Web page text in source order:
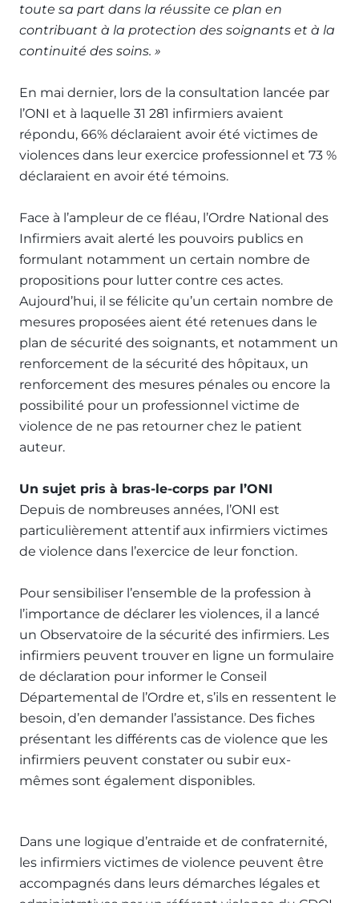
toute sa part dans la réussite ce plan en
contribuant à la protection des soignants et à la
continuité des soins. »
En mai dernier, lors de la consultation lancée par
l’ONI et à laquelle 31 281 infirmiers avaient
répondu, 66% déclaraient avoir été victimes de
violences dans leur exercice professionnel et 73 %
déclaraient en avoir été témoins.
Face à l’ampleur de ce fléau, l’Ordre National des
Infirmiers avait alerté les pouvoirs publics en
formulant notamment un certain nombre de
propositions pour lutter contre ces actes.
Aujourd’hui, il se félicite qu’un certain nombre de
mesures proposées aient été retenues dans le
plan de sécurité des soignants, et notamment un
renforcement de la sécurité des hôpitaux, un
renforcement des mesures pénales ou encore la
possibilité pour un professionnel victime de
violence de ne pas retourner chez le patient
auteur.
Un sujet pris à bras-le-corps par l’ONI
Depuis de nombreuses années, l’ONI est
particulièrement attentif aux infirmiers victimes
de violence dans l’exercice de leur fonction.
Pour sensibiliser l’ensemble de la profession à
l’importance de déclarer les violences, il a lancé
un Observatoire de la sécurité des infirmiers. Les
infirmiers peuvent trouver en ligne un formulaire
de déclaration pour informer le Conseil
Départemental de l’Ordre et, s’ils en ressentent le
besoin, d’en demander l’assistance. Des fiches
présentant les différents cas de violence que les
infirmiers peuvent constater ou subir eux-
mêmes sont également disponibles.
Dans une logique d’entraide et de confraternité,
les infirmiers victimes de violence peuvent être
accompagnés dans leurs démarches légales et